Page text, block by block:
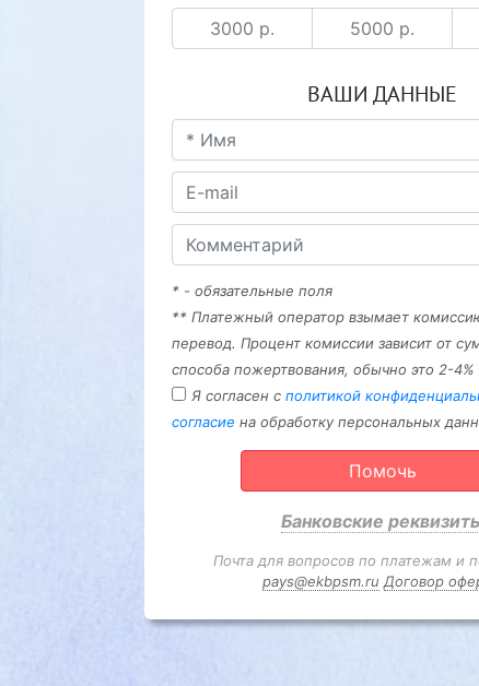
3000 р. 5000 р.
ВАШИ ДАННЫЕ
* - обязательные поля
** Платежный оператор взымает
перевод. Процент комиссии зависит от
способа пожертвования, обычно это 2-4%
Я согласен с политикой
согласие на обработку персональных
Помочь
Банковские
Почта для вопросов по платежам и
pays@ekbpsm.ru Договор